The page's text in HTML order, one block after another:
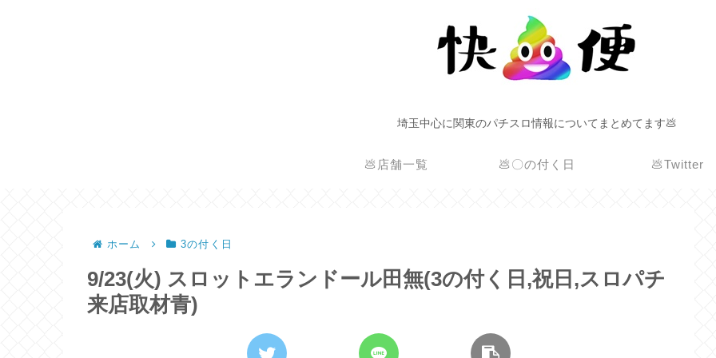
埼玉中心に関東のパチスロ情報についてまとめてます💩
💩店舗一覧 💩〇の付く日 💩Twitter
ホーム 3の付く日
9/23(火) スロットエランドール田無(3の付く日,祝日,スロパチ
来店取材青)